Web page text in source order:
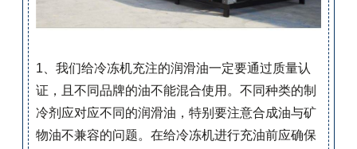
1、我们给冷冻机充注的润滑油一定要通过质量认
证，且不同品牌的油不能混合使用。不同种类的制
冷剂应对应不同的润滑油，特别要注意合成油与矿
物油不兼容的问题。在给冷冻机进行充油前应确保